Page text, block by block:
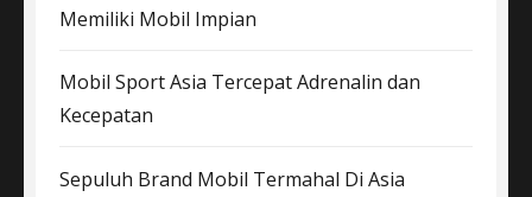
Memiliki Mobil Impian
Mobil Sport Asia Tercepat Adrenalin dan
Kecepatan
Sepuluh Brand Mobil Termahal Di Asia